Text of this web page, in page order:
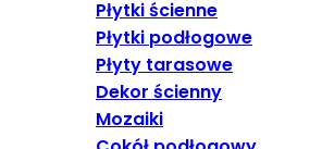
Płytki ścienne
Płytki podłogowe
Płyty tarasowe
Dekor ścienny
Mozaiki